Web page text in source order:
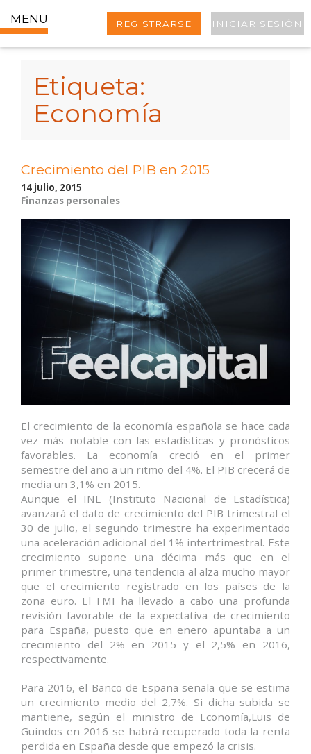
MENU REGISTRARSE INICIAR SESIÓN
Etiqueta:
Economía
Crecimiento del PIB en 2015
14 julio, 2015
Finanzas personales
El crecimiento de la economía española se hace cada
vez más notable con las estadísticas y pronósticos
favorables. La economía creció en el primer
semestre del año a un ritmo del 4%. El PIB crecerá de
media un 3,1% en 2015.
Aunque el INE (Instituto Nacional de Estadística)
avanzará el dato de crecimiento del PIB trimestral el
30 de julio, el segundo trimestre ha experimentado
una aceleración adicional del 1% intertrimestral. Este
crecimiento supone una décima más que en el
primer trimestre, una tendencia al alza mucho mayor
que el crecimiento registrado en los países de la
zona euro. El FMI ha llevado a cabo una profunda
revisión favorable de la expectativa de crecimiento
para España, puesto que en enero apuntaba a un
crecimiento del 2% en 2015 y el 2,5% en 2016,
respectivamente.
Para 2016, el Banco de España señala que se estima
un crecimiento medio del 2,7%. Si dicha subida se
mantiene, según el ministro de Economía,Luis de
Guindos en 2016 se habrá recuperado toda la renta
perdida en España desde que empezó la crisis.